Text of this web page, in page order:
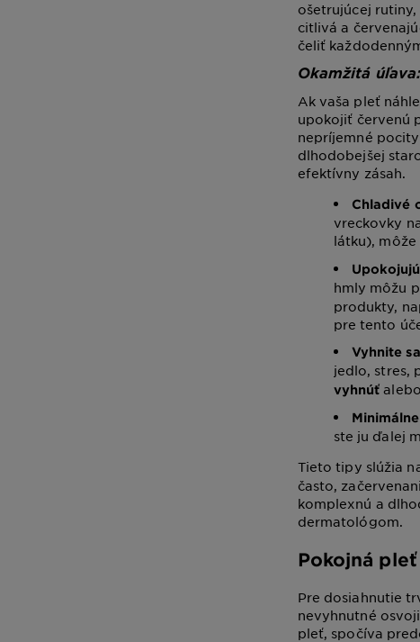
ošetrujúcej
citlivá a
čeliť
Okamžitá
Ak vaša pleť
upokojiť červenú
nepríjemné
dlhodobejšej
efektívny zásah.
Chladivé
vreckovky
látku),
hmly môžu
produkty,
pre tento
Vyhnite
jedlo, stres,
vyhnúť
ste ju ďalej
Tieto tipy slúžia
často,
komplexnú a
dermatológom.
Pokojná
Pre dosiahnutie
nevyhnutné
pleť, spočíva